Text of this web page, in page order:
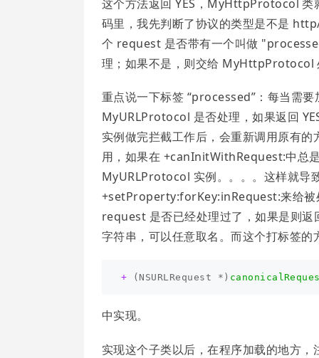
这个方法返回 YES，MyHttpProtocol 类
码里，我先判断了协议的类型是不是
个 request 是否带有一个叫做
理；如果不是，则交给 MyHttpProtocol
重点说一下标签 “processed”：每当需
MyURLProtocol 是否处理，如果返回
实例做完拦截工作后，会重新调用原有
用，如果在 +canInitWithRequest:中总
MyURLProtocol 实例。。。。这样就导
+setProperty:forKey:inRequest:来给被
request 是否已经处理过了，如果是则
字符串，可以任意取名。而这个打标签的
+ ( NSURLRequest * )
中实现。
实现这个子类以后，在程序加载的地方，